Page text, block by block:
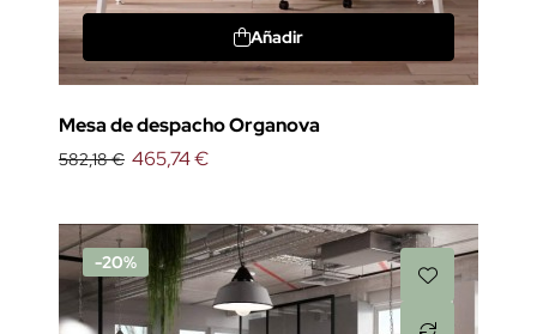
Añadir
Mesa de despacho Organova
582,18 € 465,74 €
-20%